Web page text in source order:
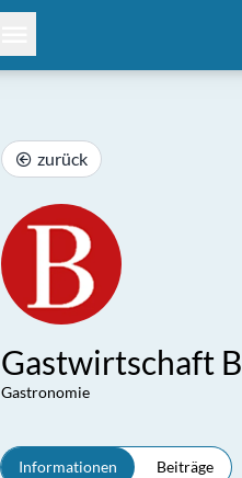
zurück
Gastwirtschaft
Gastronomie
Informationen Beiträge